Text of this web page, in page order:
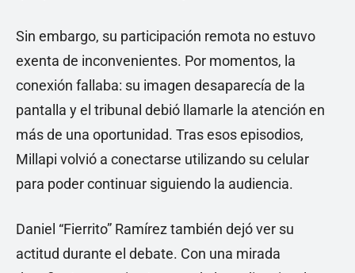
Sin embargo, su participación remota no estuvo
exenta de inconvenientes. Por momentos, la
conexión fallaba: su imagen desaparecía de la
pantalla y el tribunal debió llamarle la atención en
más de una oportunidad. Tras esos episodios,
Millapi volvió a conectarse utilizando su celular
para poder continuar siguiendo la audiencia.
Daniel “Fierrito” Ramírez también dejó ver su
actitud durante el debate. Con una mirada